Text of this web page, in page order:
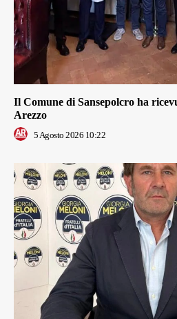
Il Comune di Sansepolcro ha
Arezzo
5 Agosto 2026 10:22